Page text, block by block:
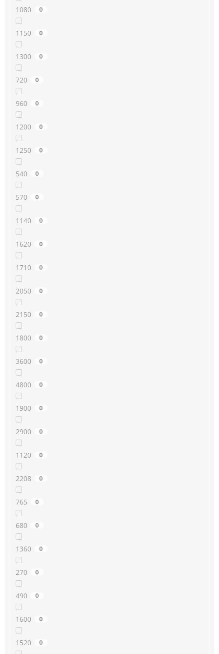
1080 0
1150 0
1300 0
720 0
960 0
1200 0
1250 0
540 0
570 0
1140 0
1620 0
1710 0
2050 0
2150 0
1800 0
3600 0
4800 0
1900 0
2900 0
1120 0
2208 0
765 0
680 0
1360 0
270 0
490 0
1600 0
1520 0